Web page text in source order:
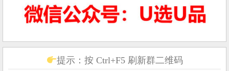
提示：按 Ctrl+F5 刷新群二维码